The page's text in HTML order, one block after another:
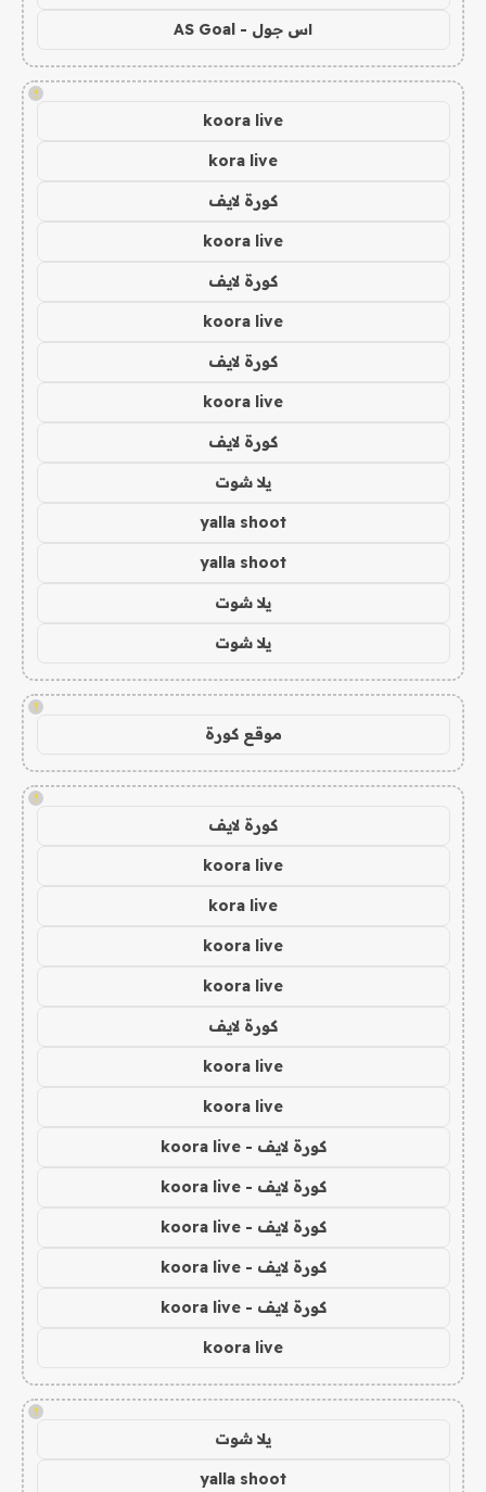
اس جول - AS Goal
!
koora live
kora live
كورة لايف
koora live
كورة لايف
koora live
كورة لايف
koora live
كورة لايف
يلا شوت
yalla shoot
yalla shoot
يلا شوت
يلا شوت
!
موقع كورة
!
كورة لايف
koora live
kora live
koora live
koora live
كورة لايف
koora live
koora live
كورة لايف - koora live
كورة لايف - koora live
كورة لايف - koora live
كورة لايف - koora live
كورة لايف - koora live
koora live
!
يلا شوت
yalla shoot